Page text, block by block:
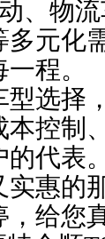
、物
元化
程。
选择
控制
代表
实惠的
给您